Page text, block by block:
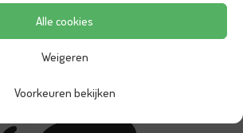
Alle cookies
Weigeren
Voorkeuren bekijken